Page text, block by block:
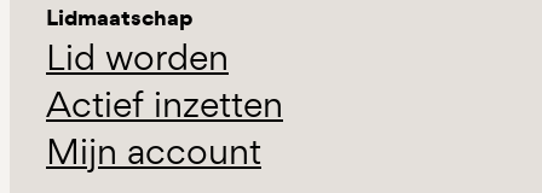
Lidmaatschap
Lid worden
Actief inzetten
Mijn account